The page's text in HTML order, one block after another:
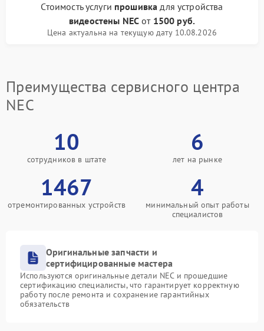
Стоимость услуги прошивка для устройства
видеостены NEC от 1500 руб.
Цена актуальна на текущую дату 10.08.2026
Преимущества сервисного центра
NEC
10
сотрудников в штате
6
лет на рынке
1467
отремонтированных устройств
4
минимальный опыт работы
специалистов
Оригинальные запчасти и
сертифицированные мастера
Используются оригинальные детали NEC и прошедшие
сертификацию специалисты, что гарантирует корректную
работу после ремонта и сохранение гарантийных
обязательств